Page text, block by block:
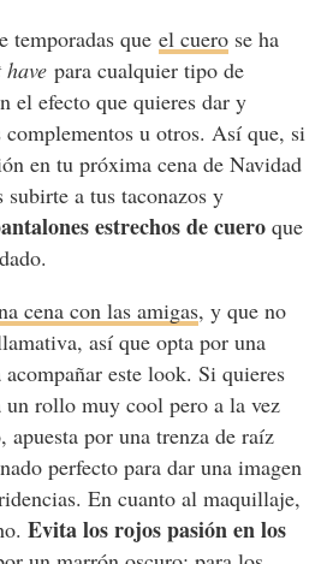
temporadas que el cuerose ha
havepara cualquier tipo de
el efecto que quieres dar y
u otros. Así que, si
en tu próxima cena de Navidad
subirte a tus taconazos y
estrechos de cueroque
cena con las amigas, y que no
así que opta por una
este look. Si quieres
un rollo muy cool pero a la vez
apuesta por una trenza de raíz
perfecto para dar una imagen
En cuanto al maquillaje,
Evita los rojos pasión en los